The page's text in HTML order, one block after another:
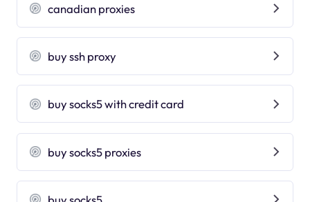
canadian proxies
buy ssh proxy
buy socks5 with credit card
buy socks5 proxies